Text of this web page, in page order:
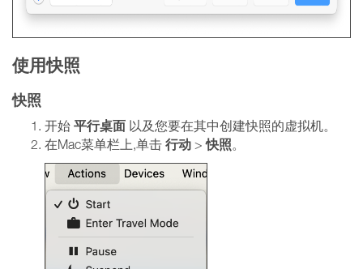
使用快照
快照
开始 平行桌面 以及您要在其中创建快照的虚拟机。
在Mac菜单栏上,单击 行动 >快照。